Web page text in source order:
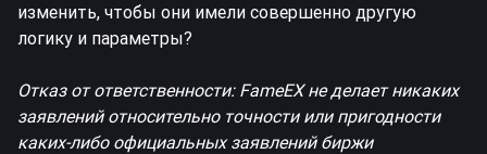
изменить, чтобы они имели совершенно другую
логику и параметры?
Отказ от ответственности: FameEX не делает никаких
заявлений относительно точности или пригодности
каких-либо официальных заявлений биржи